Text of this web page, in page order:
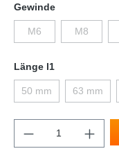
Gewinde
M6 M8
Länge l1
50 mm 63 mm